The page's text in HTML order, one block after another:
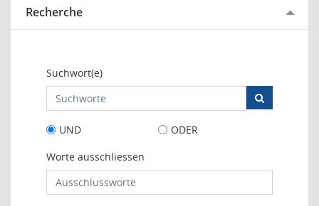
Recherche
Suchwort(e)
UND
ODER
Worte ausschliessen